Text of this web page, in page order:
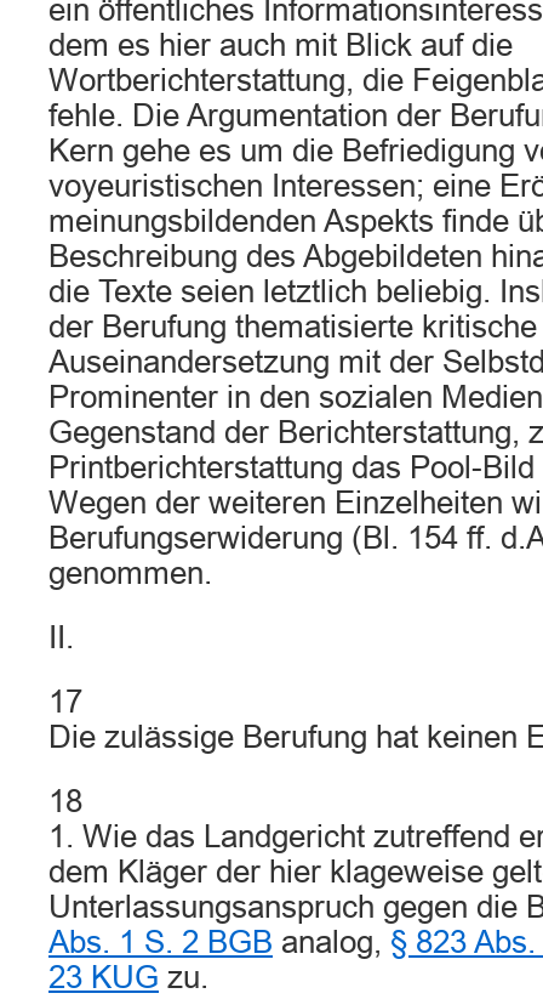
ein öffentliches
dem es hier auch mit Blick auf die
Wortberichterstattung, die
fehle. Die Argumentation der
Kern gehe es um die Befriedigung
voyeuristischen Interessen; eine
meinungsbildenden Aspekts finde
Beschreibung des Abgebildeten
die Texte seien letztlich beliebig.
der Berufung thematisierte kritische
Auseinandersetzung mit der
Prominenter in den sozialen
Gegenstand der Berichterstattung,
Printberichterstattung das Pool-
Wegen der weiteren Einzelheiten
Berufungserwiderung (Bl. 154 ff.
genommen.
II.
17
Die zulässige Berufung hat keinen
18
1. Wie das Landgericht zutreffend
dem Kläger der hier klageweise
Unterlassungsanspruch gegen die
Abs. 1 S. 2 BGB analog, § 823
23 KUG zu.